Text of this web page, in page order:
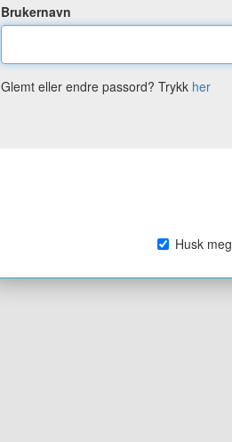
Brukernavn
Glemt eller endre passord? Trykk her
Husk meg